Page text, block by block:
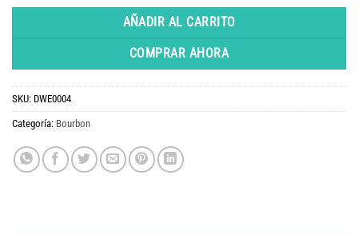
AÑADIR AL CARRITO
COMPRAR AHORA
SKU: DWE0004
Categoría: Bourbon